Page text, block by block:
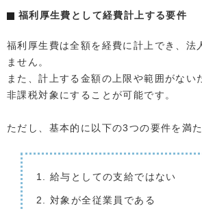
福利厚生費として経費計上する要件
福利厚生費は全額を経費に計上でき、法
ません。
また、計上する金額の上限や範囲がない
非課税対象にすることが可能です。
ただし、基本的に以下の3つの要件を満
給与としての支給ではない
対象が全従業員である